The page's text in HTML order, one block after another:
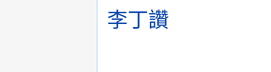
李丁讚